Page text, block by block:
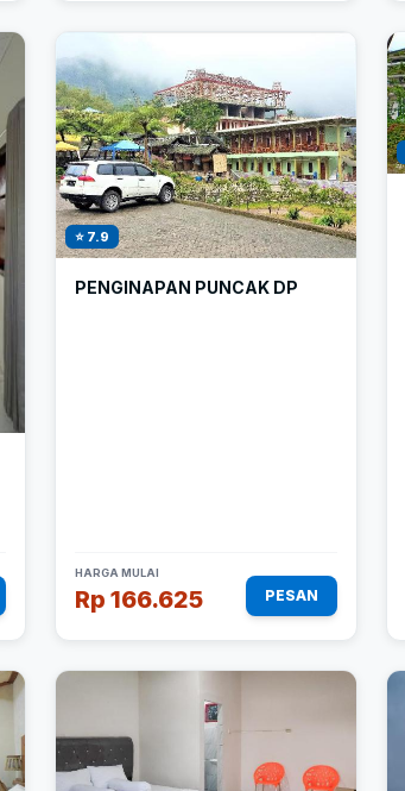
⭐ 7.9
PENGINAPAN PUNCAK DP
HARGA MULAI
Rp 166.625 PESAN